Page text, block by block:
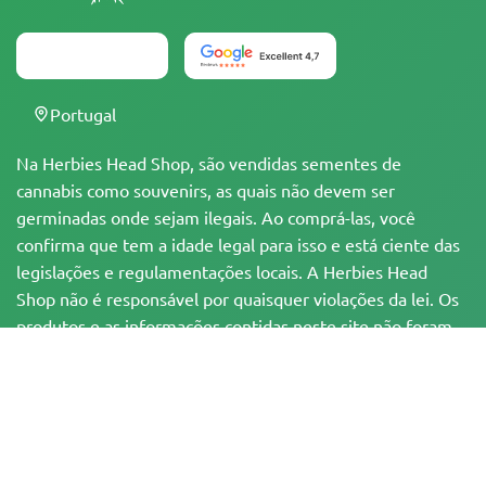
Na Herbies Head Shop, são vendidas sementes de
cannabis como souvenirs, as quais não devem ser
germinadas onde sejam ilegais. Ao comprá-las, você
confirma que tem a idade legal para isso e está ciente das
legislações e regulamentações locais. A Herbies Head
Shop não é responsável por quaisquer violações da lei. Os
produtos e as informações contidas neste site não foram
Portugal